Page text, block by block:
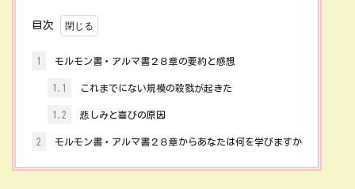
目次
1 モルモン書・アルマ書２８章の要約と感想
1.1 これまでにない規模の殺戮が起きた
1.2 悲しみと喜びの原因
2 モルモン書・アルマ書２８章からあなたは何を学びますか